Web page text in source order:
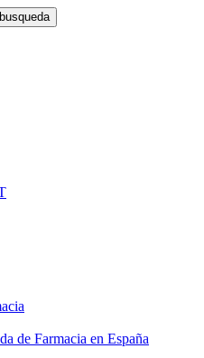
de Farmacia en España